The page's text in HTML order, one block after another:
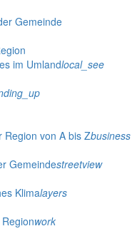
Gemeinde
im Umlandlocal_see
Region von A bis Zbusiness
Gemeindestreetview
Klimalayers
work